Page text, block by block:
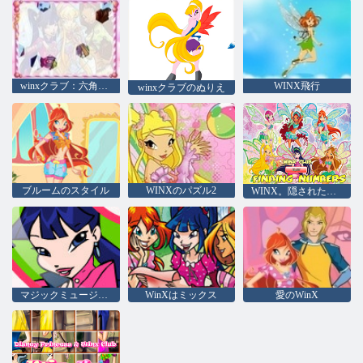
winxクラブ：六角形のパズル winxクラブのぬりえ WINX飛行
ブルームのスタイル WINXのパズル2 WINX。隠された数字
マジックミュージックWINX WinXはミックス 愛のWinX